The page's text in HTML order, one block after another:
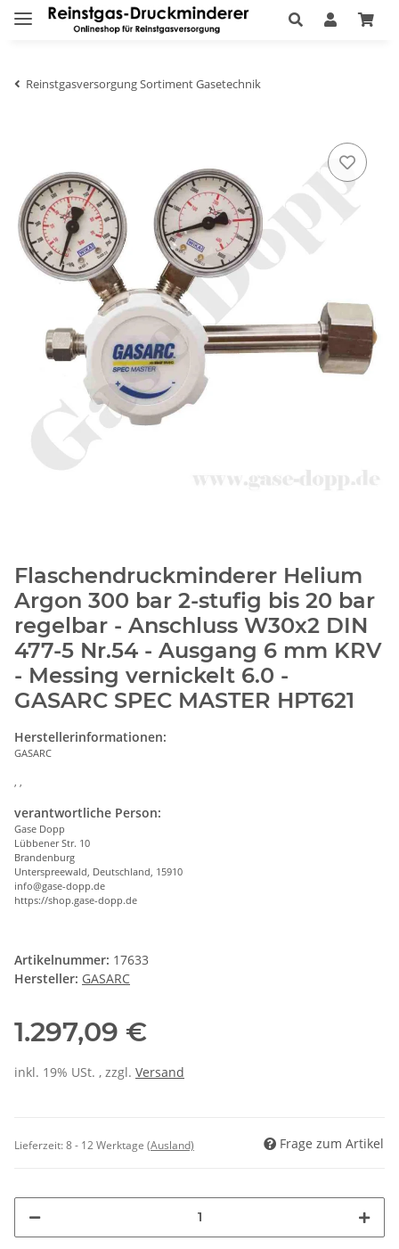
Reinstgasversorgung Sortiment Gasetechnik
Flaschendruckminderer Helium
Argon 300 bar 2-stufig bis 20 bar
regelbar - Anschluss W30x2 DIN
477-5 Nr.54 - Ausgang 6 mm KRV
- Messing vernickelt 6.0 -
GASARC SPEC MASTER HPT621
Herstellerinformationen:
GASARC
verantwortliche Person:
Gase Dopp
Lübbener Str. 10
Brandenburg
Unterspreewald, Deutschland, 15910
info@gase-dopp.de
https://shop.gase-dopp.de
Artikelnummer: 17633
Hersteller: GASARC
1.297,09 €
inkl. 19% USt. , zzgl. Versand
Lieferzeit:8 - 12 Werktage (Ausland) Frage zum Artikel